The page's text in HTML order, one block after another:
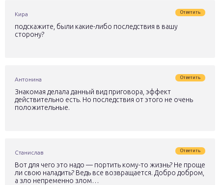
Кира Ответить
подскажите, были какие-либо последствия в вашу
сторону?
Антонина Ответить
Знакомая делала данный вид приговора, эффект
действительно есть. Но последствия от этого не очень
положительные.
Станислав Ответить
Вот для чего это надо — портить кому-то жизнь? Не проще
ли свою наладить? Ведь все возвращается. Добро добром,
а зло непременно злом…